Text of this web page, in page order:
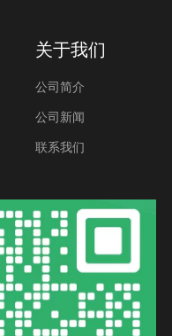
关于我们
公司简介
公司新闻
联系我们